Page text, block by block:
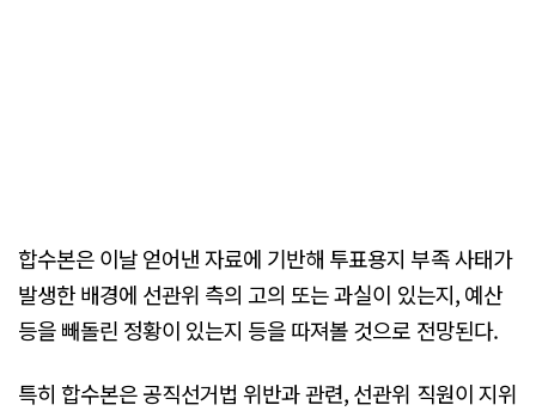
합수본은 이날 얻어낸 자료에 기반해 투표용지 부족 사태가
발생한 배경에 선관위 측의 고의 또는 과실이 있는지, 예산
등을 빼돌린 정황이 있는지 등을 따져볼 것으로 전망된다.
특히 합수본은 공직선거법 위반과 관련, 선관위 직원이 지위